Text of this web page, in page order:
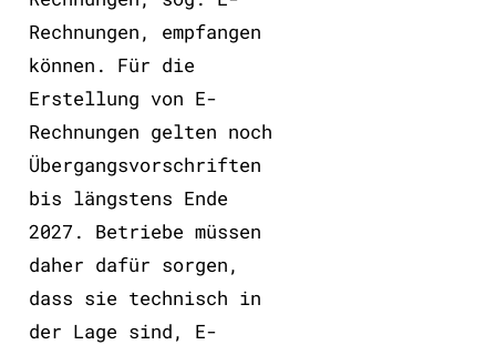
Rechnungen, empfangen
können. Für die
Erstellung von E-
Rechnungen gelten noch
Übergangsvorschriften
bis längstens Ende
2027. Betriebe müssen
daher dafür sorgen,
dass sie technisch in
der Lage sind, E-